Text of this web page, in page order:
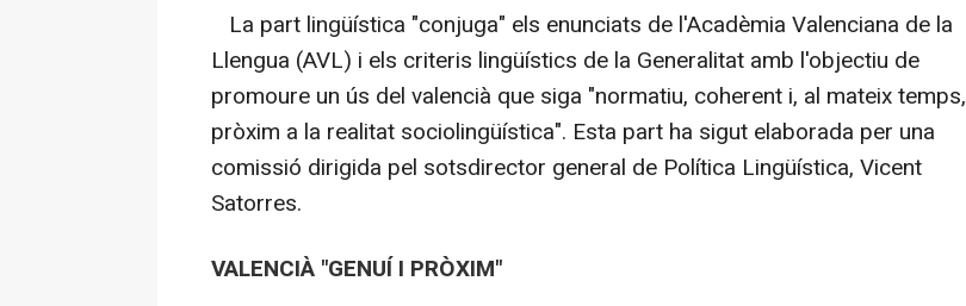
La part lingüística "conjuga" els enunciats de l'Acadèmia Valenciana de la
Llengua (AVL) i els criteris lingüístics de la Generalitat amb l'objectiu de
promoure un ús del valencià que siga "normatiu, coherent i, al mateix temps,
pròxim a la realitat sociolingüística". Esta part ha sigut elaborada per una
comissió dirigida pel sotsdirector general de Política Lingüística, Vicent
Satorres.
VALENCIÀ "GENUÍ I PRÒXIM"